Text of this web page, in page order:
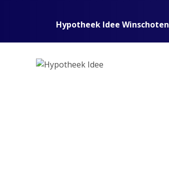
Hypotheek Idee Winschoten